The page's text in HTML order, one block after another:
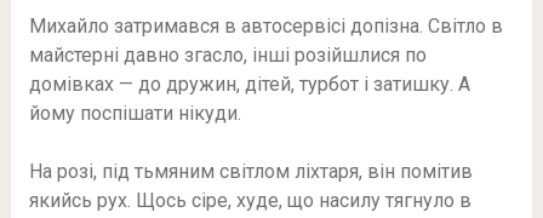
Михайло затримався в автосервісі допізна. Світло в
майстерні давно згасло, інші розійшлися по
домівках — до дружин, дітей, турбот і затишку. А
йому поспішати нікуди.
На розі, під тьмяним світлом ліхтаря, він помітив
якийсь рух. Щось сіре, худе, що насилу тягнуло в